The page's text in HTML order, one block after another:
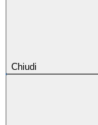
Chiudi